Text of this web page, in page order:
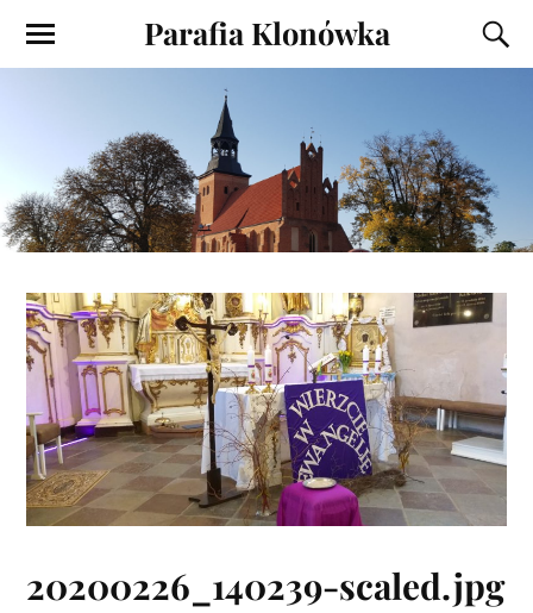
Parafia Klonówka
20200226_140239-scaled.jpg